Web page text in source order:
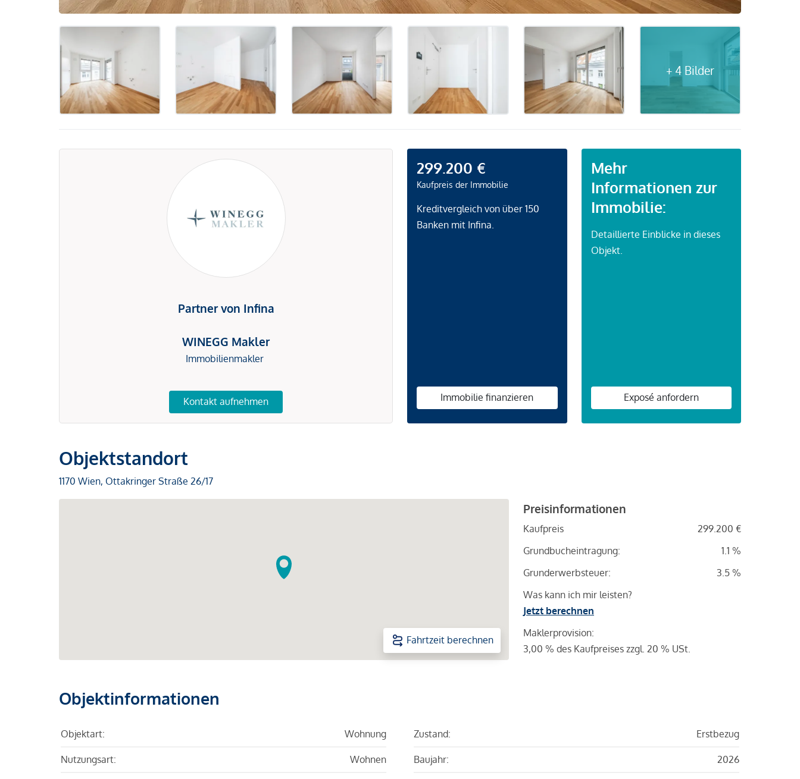
+ 4 Bilder
Partner von Infina
WINEGG Makler
Immobilienmakler
Kontakt aufnehmen
299.200 €
Kaufpreis der Immobilie
Kreditvergleich von über 150
Banken mit Infina.
Immobilie finanzieren
Mehr
Informationen zur
Immobilie:
Detaillierte Einblicke in dieses
Objekt.
Exposé anfordern
Objektstandort
1170 Wien, Ottakringer Straße 26/17
Fahrtzeit berechnen
Preisinformationen
Kaufpreis
299.200 €
Grundbucheintragung:
1.1 %
Grunderwerbsteuer:
3.5 %
Was kann ich mir leisten?
Jetzt berechnen
Maklerprovision:
3,00 % des Kaufpreises zzgl. 20 % USt.
Objektinformationen
Objektart: Wohnung
Nutzungsart: Wohnen
Zustand: Erstbezug
Baujahr: 2026